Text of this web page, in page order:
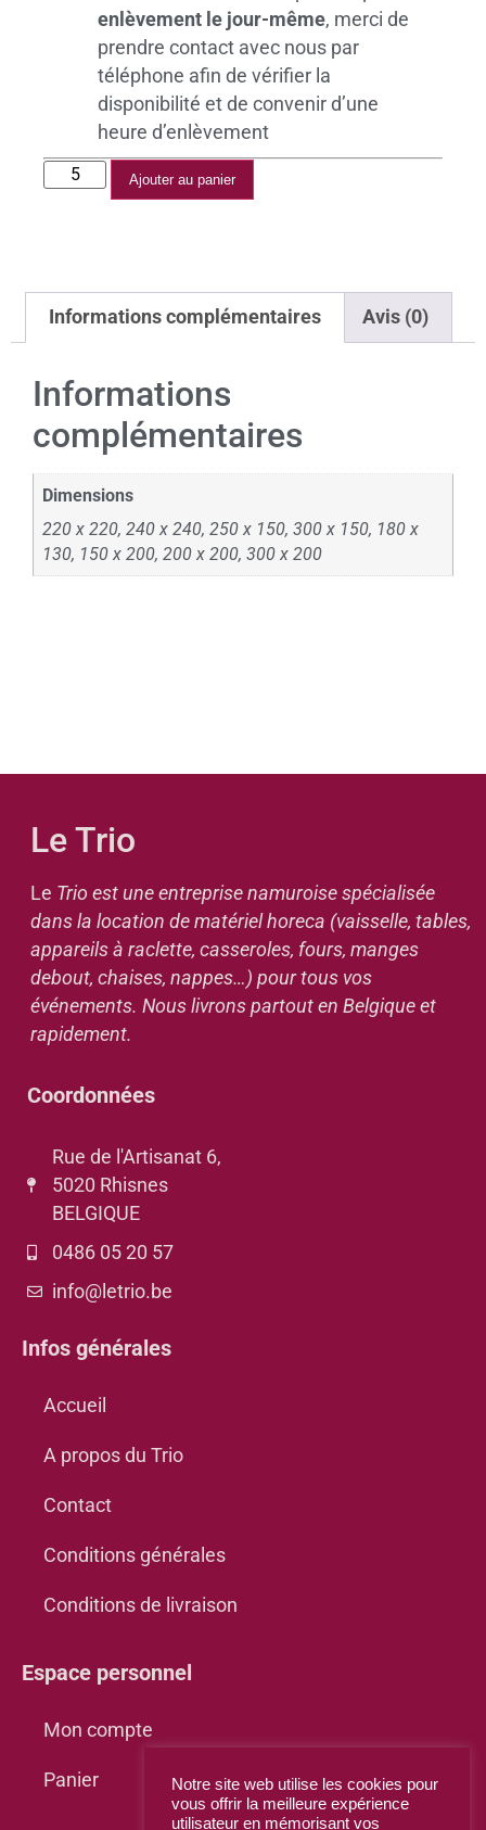
enlèvement le jour-même, merci de
prendre contact avec nous par
téléphone afin de vérifier la
disponibilité et de convenir d’une
heure d’enlèvement
Ajouter au panier
Informations complémentaires Avis (0)
Informations
complémentaires
Dimensions
220 x 220, 240 x 240, 250 x 150, 300 x 150, 180 x
130, 150 x 200, 200 x 200, 300 x 200
Le Trio
Le Trio est une entreprise namuroise spécialisée
dans la location de matériel horeca (vaisselle, tables,
appareils à raclette, casseroles, fours, manges
debout, chaises, nappes…) pour tous vos
événements. Nous livrons partout en Belgique et
rapidement.
Coordonnées
Rue de l'Artisanat 6,
5020 Rhisnes
BELGIQUE
0486 05 20 57
info@letrio.be
Infos générales
Accueil
A propos du Trio
Contact
Conditions générales
Conditions de livraison
Espace personnel
Mon compte
Panier
Notre site web utilise les cookies pour
vous offrir la meilleure expérience
utilisateur en mémorisant vos